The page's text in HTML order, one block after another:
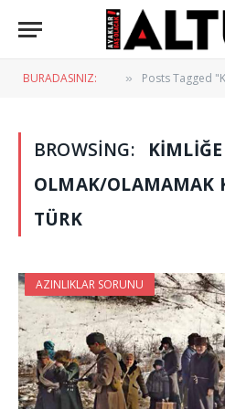
BURADASINIZ: » Posts Tagged
BROWSING:
OLMAK/OLAMAMAK
TÜRK
AZINLIKLAR SORUNU